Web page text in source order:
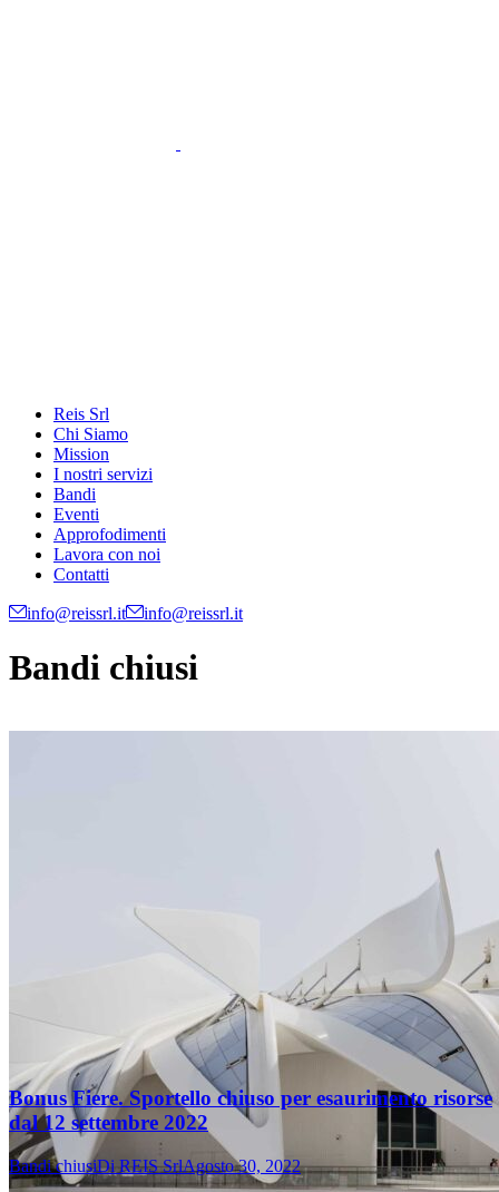
Reis Srl
Chi Siamo
Mission
I nostri servizi
Bandi
Eventi
Approfodimenti
Lavora con noi
Contatti
info@reissrl.it info@reissrl.it
Bandi chiusi
Bonus Fiere. Sportello chiuso per esaurimento risorse
dal 12 settembre 2022
Bandi chiusiDi REIS SrlAgosto 30, 2022